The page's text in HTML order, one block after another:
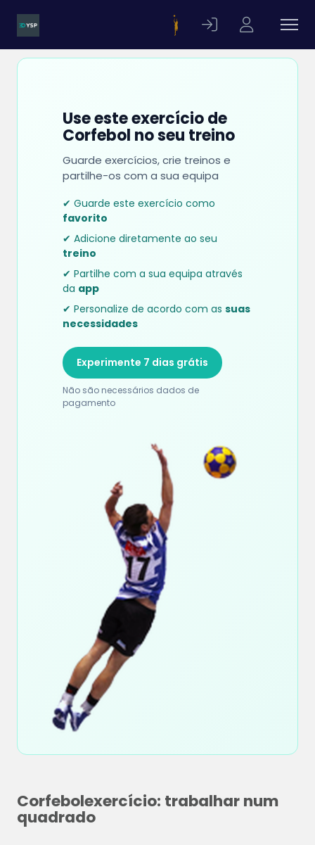
Use este exercício de
Corfebol no seu treino
Guarde exercícios, crie treinos e
partilhe-os com a sua equipa
✔ Guarde este exercício como
favorito
✔ Adicione diretamente ao seu
treino
✔ Partilhe com a sua equipa através
da app
✔ Personalize de acordo com as suas
necessidades
Experimente 7 dias grátis
Não são necessários dados de
pagamento
Corfebolexercício: trabalhar num
quadrado